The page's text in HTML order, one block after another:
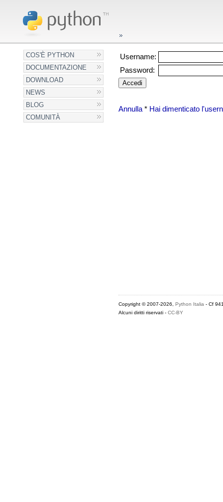
COS'È PYTHON
DOCUMENTAZIONE
DOWNLOAD
NEWS
BLOG
COMUNITÀ
Username:
Password:
Annulla* Hai dimenticato
Copyright © 2007-2026, Python Italia - Cf
Alcuni diritti riservati - CC-BY